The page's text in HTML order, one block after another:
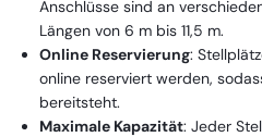
Anschlüsse sind an
Längen von 6 m bis 11,5 m.
Online Reservierung:
online reserviert werden,
bereitsteht.
Maximale Kapazität: Jeder